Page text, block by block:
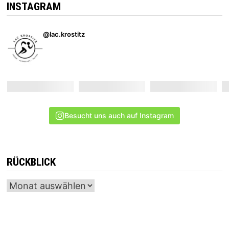
INSTAGRAM
@lac.krostitz
Besucht uns auch auf Instagram
RÜCKBLICK
Archiv